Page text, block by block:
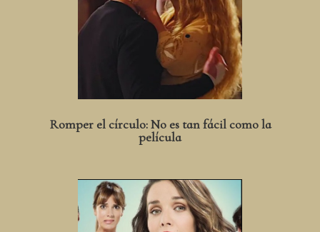
Romper el círculo: No es tan fácil como la
película